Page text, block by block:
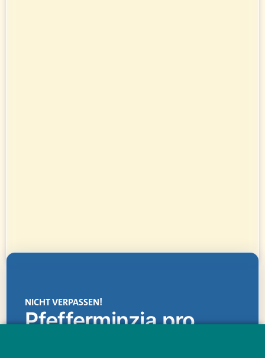
NICHT VERPASSEN!
Pfefferminzia.pro